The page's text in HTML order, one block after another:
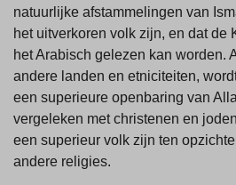
natuurlijke afstammelingen van
het uitverkoren volk zijn, en dat de
het Arabisch gelezen kan worden.
andere landen en etniciteiten,
een superieure openbaring van
vergeleken met christenen en
een superieur volk zijn ten
andere religies.